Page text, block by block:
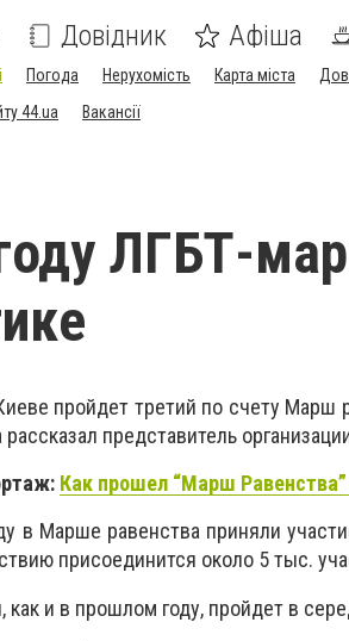
Довідник Афіша
Погода Нерухомість Карта міста
44.ua
Вакансії
ЛГБТ-
пройдет третий по счету Марш
представитель
Как прошел “Марш Равенства”
в Марше равенства приняли
присоединится около 5 тыс.
как и в прошлом году, пройдет в